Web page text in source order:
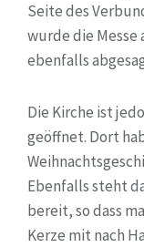
Seite des
wurde die Messe
ebenfalls
Die Kirche ist
geöffnet. Dort
Ebenfalls steht
bereit, so dass
Kerze mit nach